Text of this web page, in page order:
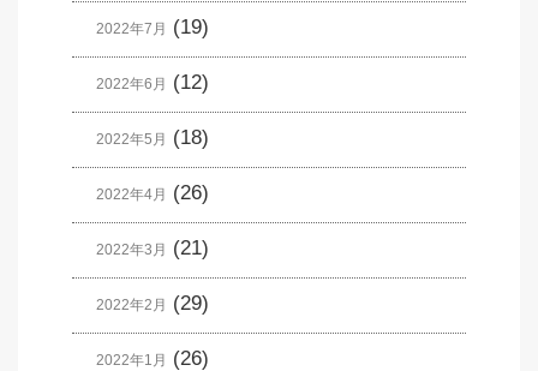
2022年7月 (19)
2022年6月 (12)
2022年5月 (18)
2022年4月 (26)
2022年3月 (21)
2022年2月 (29)
2022年1月 (26)